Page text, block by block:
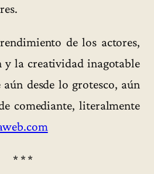
de los actores,
la creatividad inagotable
desde lo grotesco, aún
comediante, literalmente
* * *